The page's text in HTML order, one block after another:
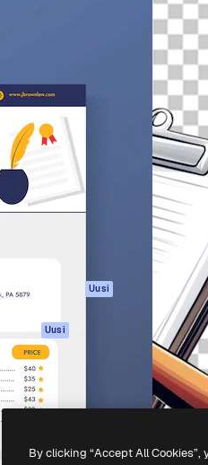
Spaces
Tekoälyavustaja
Tekoälyllä toimiva
kuvageneraattori
Tekoälyllä toimiva
videogeneraattori
Tekoälyllä toimiva
Claudelle ja
Uusi
Uusi
API
Mobiilisovellus
Kaikki Magnific-
työkalut
Aloita
Academy
Tuki
Kumppanit
Yrityksille
By clicking “Accept All